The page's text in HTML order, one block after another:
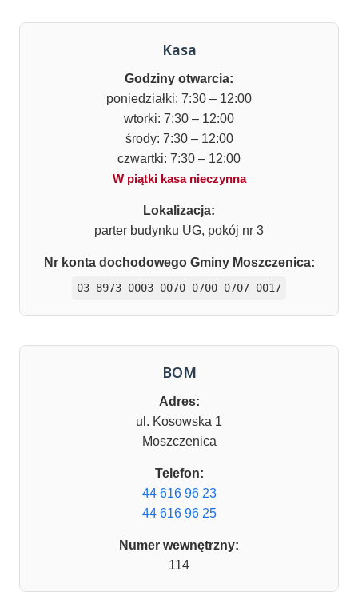
Kasa
Godziny otwarcia:
poniedziałki: 7:30 – 12:00
wtorki: 7:30 – 12:00
środy: 7:30 – 12:00
czwartki: 7:30 – 12:00
W piątki kasa nieczynna
Lokalizacja:
parter budynku UG, pokój nr 3
Nr konta dochodowego Gminy Moszczenica:
03 8973 0003 0070 0700 0707 0017
BOM
Adres:
ul. Kosowska 1
Moszczenica
Telefon:
44 616 96 23
44 616 96 25
Numer wewnętrzny:
114